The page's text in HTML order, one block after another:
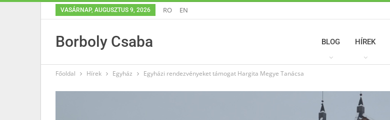
VASÁRNAP, AUGUSZTUS 9, 2026 RO EN
Borboly Csaba BLOG HÍREK
Főoldal Hírek Egyház Egyházi rendezvényeket támogat Hargita Megye Tanácsa